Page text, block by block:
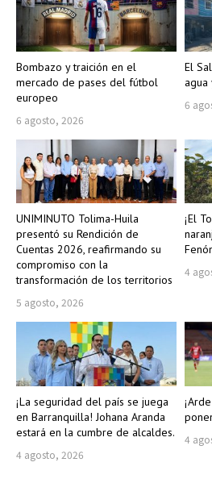
Bombazo y traición en el
mercado de pases del fútbol
europeo
6 agosto, 2026
El
agua
6
UNIMINUTO Tolima-Huila
presentó su Rendición de
Cuentas 2026, reafirmando su
compromiso con la
transformación de los territorios
5 agosto, 2026
¡El
4
¡La seguridad del país se juega
en Barranquilla! Johana Aranda
estará en la cumbre de alcaldes.
4 agosto, 2026
4